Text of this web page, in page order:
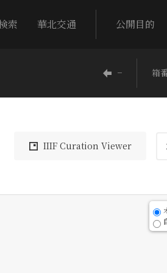
索 華北交通 公開目的
− 箱
IIIF Curation Viewer